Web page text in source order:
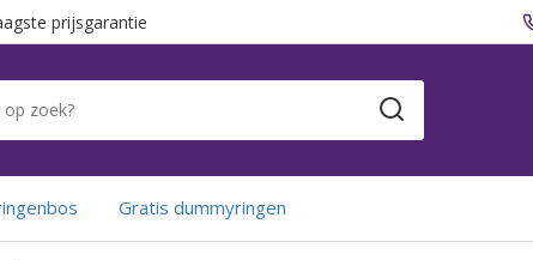
prijsgarantie
Gratis dummyringen